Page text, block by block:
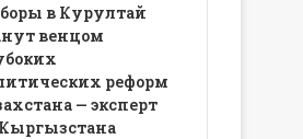
в Курултай
венцом
реформ
— эксперт